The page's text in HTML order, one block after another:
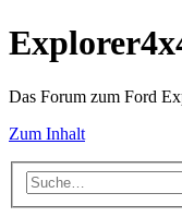
Das Forum zum Ford
Zum Inhalt